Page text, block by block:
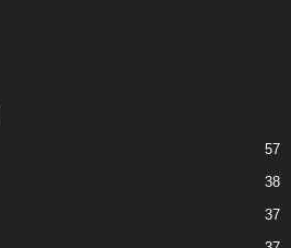
57
38
37